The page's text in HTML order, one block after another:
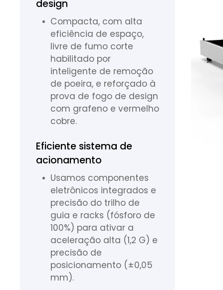
design
Compacta, com alta
eficiência de espaço,
livre de fumo corte
habilitado por
inteligente de remoção
de poeira, e reforçado à
prova de fogo de design
com grafeno e vermelho
cobre.
Eficiente sistema de
acionamento
Usamos componentes
eletrônicos integrados e
precisão do trilho de
guia e racks (fósforo de
100%) para ativar a
aceleração alta (1,2 G) e
precisão de
posicionamento (±0,05
mm).